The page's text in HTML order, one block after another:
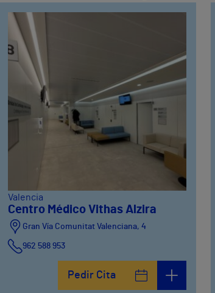
Valencia
Centro Médico Vithas Alzira
Gran Vía Comunitat Valenciana, 4
962 588 953
Pedir Cita